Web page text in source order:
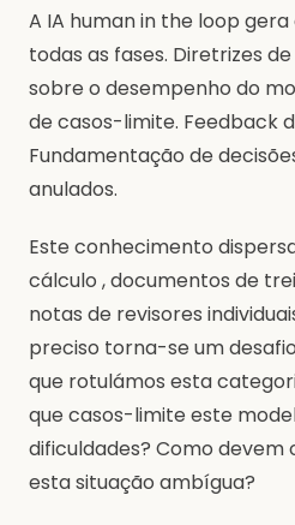
A IA human in the loop
todas as fases. Diretrizes
sobre o desempenho do
de casos-limite. Feedback
Fundamentação de
anulados.
Este conhecimento
cálculo , documentos de
notas de revisores
preciso torna-se um
que rotulámos esta
que casos-limite este
dificuldades? Como devem
esta situação ambígua?